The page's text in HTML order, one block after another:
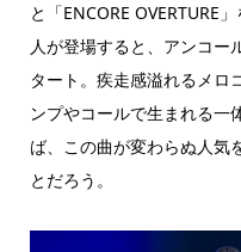
と「ENCORE OVERTURE
人が登場すると、アンコー
タート。疾走感溢れるメロ
ンプやコールで生まれる一
ば、この曲が変わらぬ人気
とだろう。